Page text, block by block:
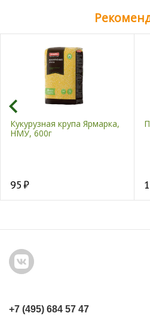
Кукурузная крупа Ярмарка,
НМУ, 600г
95
+7 (495) 684 57 47